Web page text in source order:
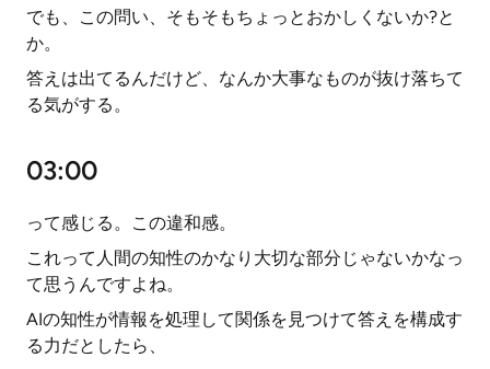
でも、この問い、そもそもちょっとおかしくないか?と
か。
答えは出てるんだけど、なんか大事なものが抜け落ちて
る気がする。
03:00
って感じる。この違和感。
これって人間の知性のかなり大切な部分じゃないかなっ
て思うんですよね。
AIの知性が情報を処理して関係を見つけて答えを構成す
る力だとしたら、